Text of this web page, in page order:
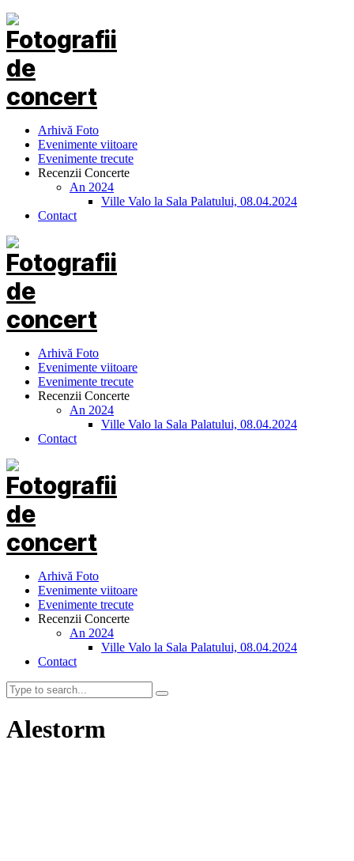
Arhivă Foto
Evenimente viitoare
Evenimente trecute
Recenzii Concerte
An 2024
Ville Valo la Sala Palatului, 08.04.2024
Contact
Arhivă Foto
Evenimente viitoare
Evenimente trecute
Recenzii Concerte
An 2024
Ville Valo la Sala Palatului, 08.04.2024
Contact
Arhivă Foto
Evenimente viitoare
Evenimente trecute
Recenzii Concerte
An 2024
Ville Valo la Sala Palatului, 08.04.2024
Contact
Alestorm